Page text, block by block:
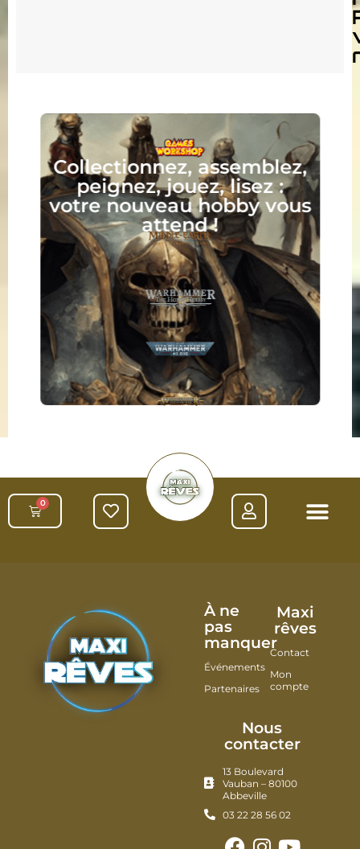
Collectionnez, assemblez,
peignez, jouez, lisez :
votre nouveau hobby vous
attend !
0
À ne
pas
manquer
Événements
Partenaires
Maxi
rêves
Contact
Mon
compte
Nous
contacter
13 Boulevard
Vauban – 80100
Abbeville
03 22 28 56 02